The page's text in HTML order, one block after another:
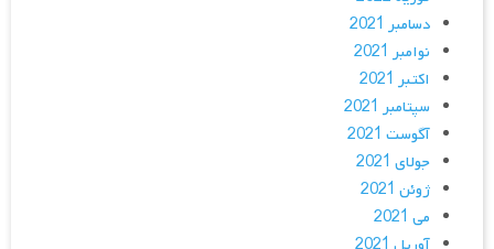
دسامبر 2021
نوامبر 2021
اکتبر 2021
سپتامبر 2021
آگوست 2021
جولای 2021
ژوئن 2021
می 2021